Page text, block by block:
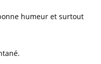
humeur et surtout